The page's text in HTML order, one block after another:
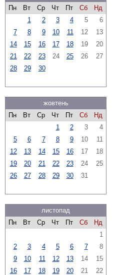
Пн
Вт Ср Чт Пт Сб
Нд
1
2 3 4 5
6
7
8 9 10 11 12
13
14
15 16 17 18 19
20
21
22 23 24 25 26
27
28
29 30
жовтень
Пн
Вт Ср Чт Пт Сб
Нд
1
2 3
4
5
6 7 8 9 10
11
12
13 14 15 16 17
18
19
20 21 22 23 24
25
26
27 28 29 30 31
листопад
Пн
Вт Ср Чт Пт Сб
Нд
1
2
3 4 5 6 7
8
9
10 11 12 13 14
15
16
17 18 19 20 21
22